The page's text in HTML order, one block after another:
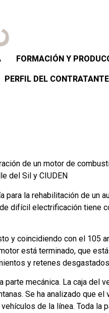
FORMACIÓN Y
PERFIL DEL CONTRATANTE
de un motor de
del Sil y CIUDEN
la rehabilitación de un
difícil electrificación tiene
y coincidiendo con el 105
está terminado, que
y retenes
mecánica. La caja
Se ha analizado que
de la línea. Toda la